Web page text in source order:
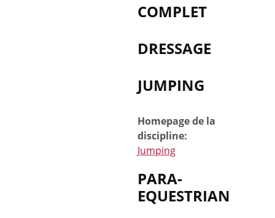
COMPLET
DRESSAGE
JUMPING
Homepage de la
discipline:
Jumping
PARA-
EQUESTRIAN